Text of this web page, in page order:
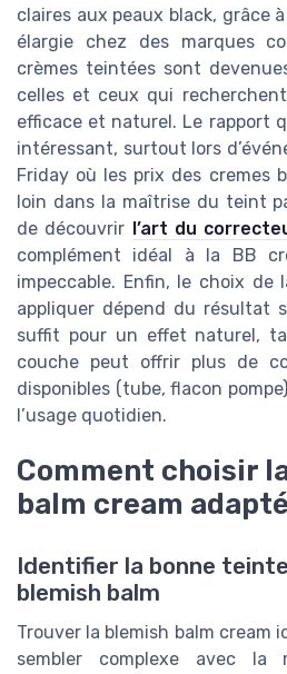
claires aux peaux black, grâce
élargie chez des marques
crèmes teintées sont
celles et ceux qui
efficace et naturel. Le rapport
intéressant, surtout lors
Friday où les prix des cremes
loin dans la maîtrise du teint
de découvrir l’art du
complément idéal à la BB
impeccable. Enfin, le choix
appliquer dépend du résultat
suffit pour un effet naturel,
couche peut offrir plus de
disponibles (tube, flacon
l’usage quotidien.
Comment choisir
balm cream
Identifier la bonne
blemish balm
Trouver la blemish balm cream
sembler complexe avec la